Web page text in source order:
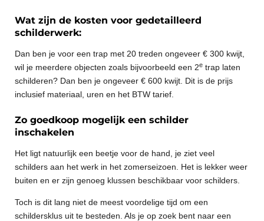
Wat zijn de kosten voor gedetailleerd
schilderwerk:
Dan ben je voor een trap met 20 treden ongeveer € 300 kwijt,
wil je meerdere objecten zoals bijvoorbeeld een 2e trap laten
schilderen? Dan ben je ongeveer € 600 kwijt. Dit is de prijs
inclusief materiaal, uren en het BTW tarief.
Zo goedkoop mogelijk een schilder
inschakelen
Het ligt natuurlijk een beetje voor de hand, je ziet veel
schilders aan het werk in het zomerseizoen. Het is lekker weer
buiten en er zijn genoeg klussen beschikbaar voor schilders.
Toch is dit lang niet de meest voordelige tijd om een
schildersklus uit te besteden. Als je op zoek bent naar een